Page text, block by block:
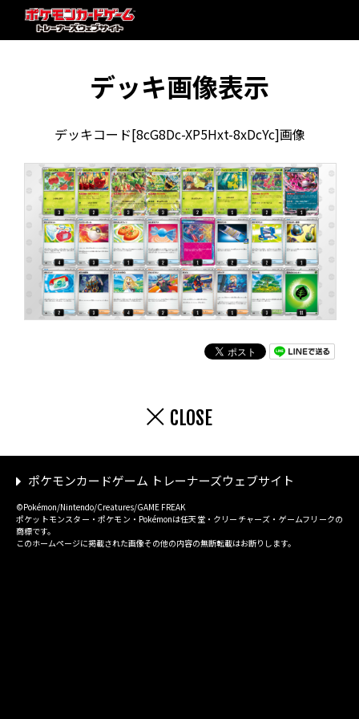
デッキ画像表示
デッキコード[8cG8Dc-XP5Hxt-8xDcYc]画像
CLOSE
ポケモンカードゲーム トレーナーズウェブサイト
©Pokémon/Nintendo/Creatures/GAME FREAK
ポケットモンスター・ポケモン・Pokémonは任天堂・クリーチャーズ・ゲームフリークの
商標です。
このホームページに掲載された画像その他の内容の無断転載はお断りします。